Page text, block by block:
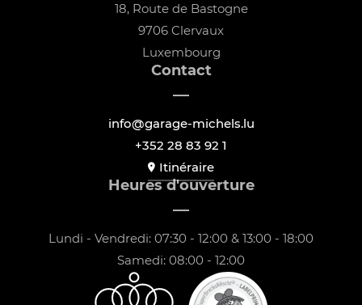
18, Route de Bastogne
9706 Clervaux
Luxembourg
Contact
info@garage-michels.lu
+352 28 83 92 1
Itinéraire
Heures d'ouverture
Lundi - Vendredi: 07:30 - 12:00 & 13:00 - 18:00
Samedi: 08:00 - 12:00